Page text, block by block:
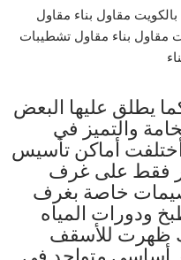
مقاول بناء مقاول
بناء مقاول تشطيبات
يطلق عليها البعض
والتميز في
أختلفت أماكن تأسيس
فقط على غرف
خاصة بغرف
ودورات المياه
ظهرت للأسقف